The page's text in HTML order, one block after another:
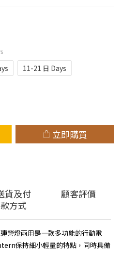
11-21 日 Days
立即購買
貨及付
款方式
顧客評價
營燈兩用是一款多功能的行動電
保持細小輕量的特點，同時具備